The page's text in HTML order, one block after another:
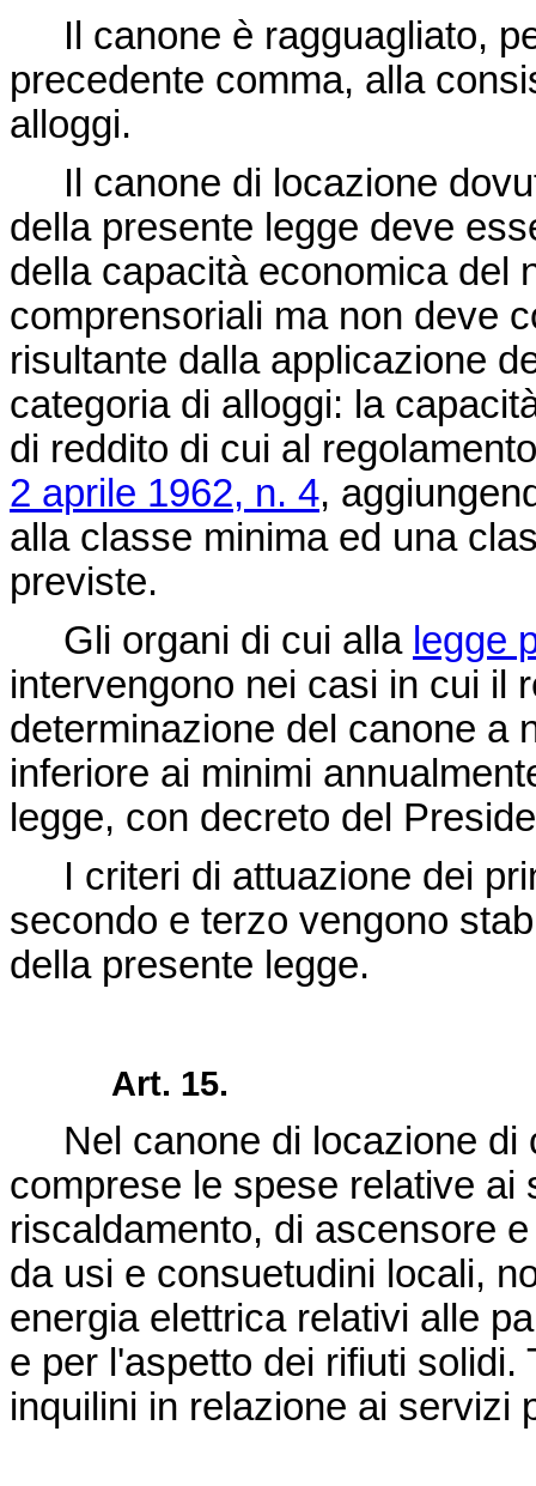
Il canone è ragguagliato,
precedente comma, alla
alloggi.
Il canone di locazione
della presente legge deve
della capacità economica del
comprensoriali ma non deve
risultante dalla applicazione
categoria di alloggi: la
di reddito di cui al
2 aprile 1962, n. 4,
alla classe minima ed una
previste.
Gli organi di cui alla legge
intervengono nei casi in cui il
determinazione del canone a
inferiore ai minimi
legge, con decreto del
I criteri di attuazione dei
secondo e terzo vengono
della presente legge.
Art. 15.
Nel canone di locazione di
comprese le spese relative ai
riscaldamento, di ascensore
da usi e consuetudini locali,
energia elettrica relativi alle
e per l'aspetto dei rifiuti solidi.
inquilini in relazione ai servizi